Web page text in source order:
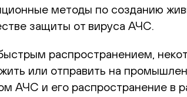
методы по созданию
защиты от вируса АЧС.
распространением,
или отправить на
АЧС и его распространение в